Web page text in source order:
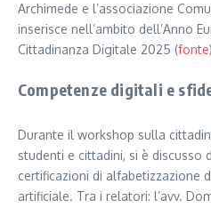
Archimede e l’associazione
inserisce nell’ambito dell’Anno
Cittadinanza Digitale 2025 (fonte
Competenze digitali e
Durante il workshop sulla
studenti e cittadini, si è discusso
certificazioni di alfabetizzazione
artificiale. Tra i relatori: l’avv.